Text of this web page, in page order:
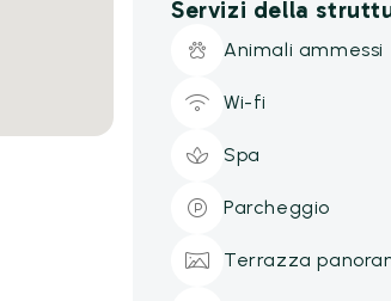
Servizi della
Animali ammessi
Wi-fi
Spa
Parcheggio
Terrazza